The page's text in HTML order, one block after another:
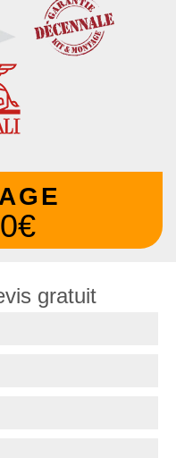
gratuit